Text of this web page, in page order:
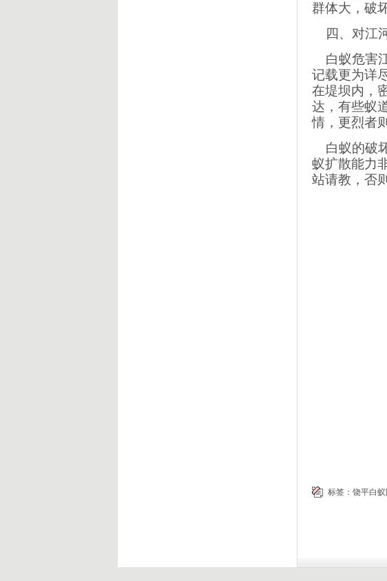
群体大，破
四、对江
白蚁危害
记载更为详
在堤坝内，
达，有些蚁
情，更烈者
白蚁的破
蚁扩散能力
站请教，否
标签： 饶平白